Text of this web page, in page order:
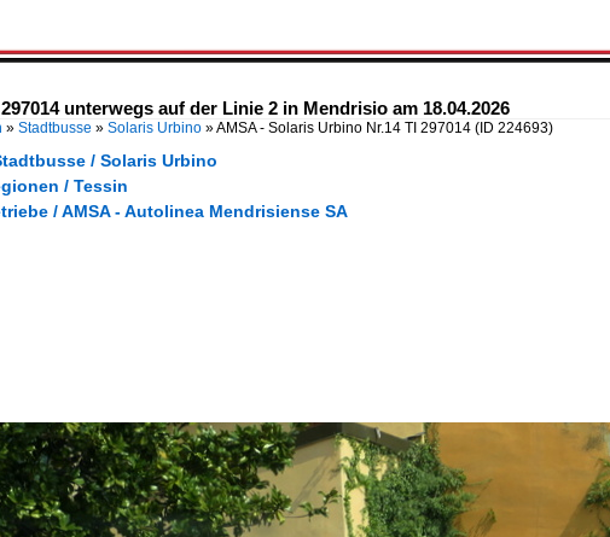
unterwegs auf der Linie 2 in Mendrisio am 18.04.2026
» Stadtbusse » Solaris Urbino »AMSA - Solaris Urbino Nr.14 TI 297014 (ID 224693)
/ Solaris Urbino
/ Tessin
/ AMSA - Autolinea Mendrisiense SA